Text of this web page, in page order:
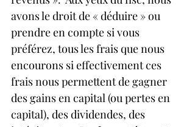
avons le droit de « déduire » ou
prendre en compte si vous
préférez, tous les frais que nous
encourons si effectivement ces
frais nous permettent de gagner
des gains en capital (ou pertes en
capital), des dividendes, des